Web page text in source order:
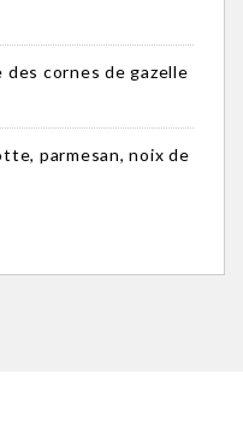
cornes de gazelle
parmesan, noix de